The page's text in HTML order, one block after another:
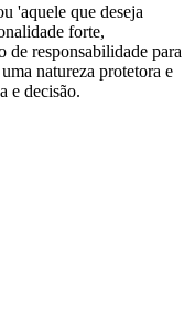
'aquele que deseja
forte,
de responsabilidade para
natureza protetora e
e decisão.